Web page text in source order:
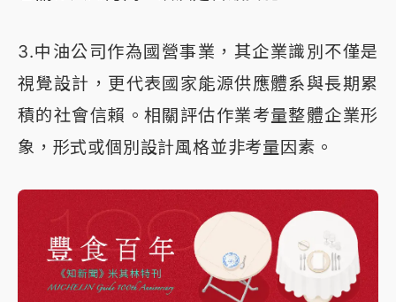
3.中油公司作為國營事業，其企業識別不僅是
視覺設計，更代表國家能源供應體系與長期累
積的社會信賴。相關評估作業考量整體企業形
象，形式或個別設計風格並非考量因素。